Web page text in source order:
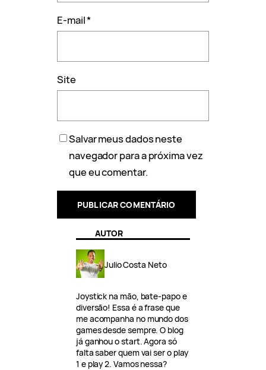
E-mail*
Site
Salvar meus dados neste
navegador para a próxima vez
que eu comentar.
AUTOR
Julio Costa Neto
Joystick na mão, bate-papo e
diversão! Essa é a frase que
me acompanha no mundo dos
games desde sempre. O blog
já ganhou o start. Agora só
falta saber quem vai ser o play
1 e play 2. Vamos nessa?